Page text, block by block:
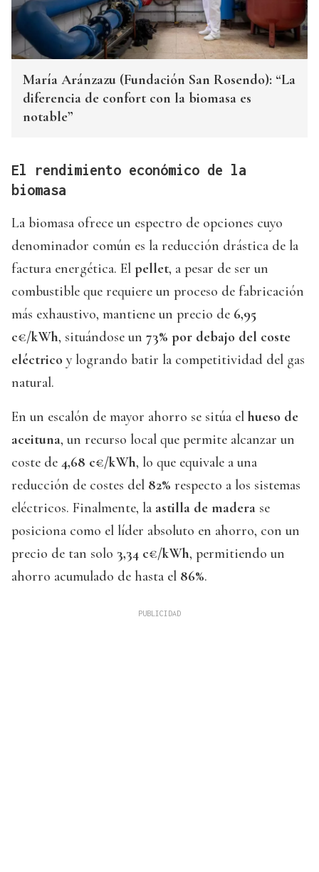
María Aránzazu (Fundación San Rosendo): “La
diferencia de confort con la biomasa es
notable”
El rendimiento económico de la
biomasa
La biomasa ofrece un espectro de opciones cuyo
denominador común es la reducción drástica de la
factura energética. El pellet, a pesar de ser un
combustible que requiere un proceso de fabricación
más exhaustivo, mantiene un precio de 6,95
c€/kWh, situándose un 73% por debajo del coste
eléctrico y logrando batir la competitividad del gas
natural.
En un escalón de mayor ahorro se sitúa el hueso de
aceituna, un recurso local que permite alcanzar un
coste de 4,68 c€/kWh, lo que equivale a una
reducción de costes del 82% respecto a los sistemas
eléctricos. Finalmente, la astilla de madera se
posiciona como el líder absoluto en ahorro, con un
precio de tan solo 3,34 c€/kWh, permitiendo un
ahorro acumulado de hasta el 86%.